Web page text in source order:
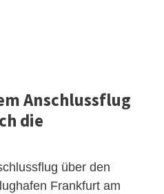
Anschlussflug
die
über den
Frankfurt am